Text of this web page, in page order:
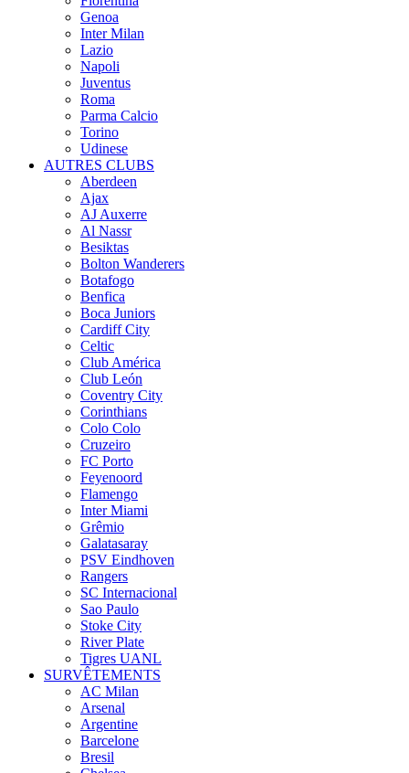
Genoa
Inter Milan
Lazio
Napoli
Juventus
Roma
Parma Calcio
Torino
Udinese
AUTRES CLUBS
Aberdeen
Ajax
AJ Auxerre
Al Nassr
Besiktas
Bolton Wanderers
Botafogo
Benfica
Boca Juniors
Cardiff City
Celtic
Club América
Club León
Coventry City
Corinthians
Colo Colo
Cruzeiro
FC Porto
Feyenoord
Flamengo
Inter Miami
Grêmio
Galatasaray
PSV Eindhoven
Rangers
SC Internacional
Sao Paulo
Stoke City
River Plate
Tigres UANL
SURVÊTEMENTS
AC Milan
Arsenal
Argentine
Barcelone
Bresil